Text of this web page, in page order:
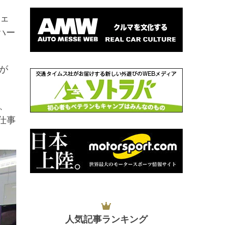
ー
事
人気記事ランキング